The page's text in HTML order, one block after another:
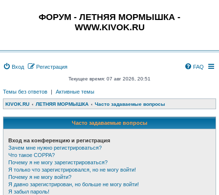
ФОРУМ - ЛЕТНЯЯ МОРМЫШКА -
WWW.KIVOK.RU
Вход Регистрация FAQ
Текущее время: 07 авг 2026, 20:51
Темы без ответов | Активные темы
KIVOK.RU ЛЕТНЯЯ МОРМЫШКА Часто задаваемые вопросы
Часто задаваемые вопросы
Вход на конференцию и регистрация
Зачем мне нужно регистрироваться?
Что такое COPPA?
Почему я не могу зарегистрироваться?
Я только что зарегистрировался, но не могу войти!
Почему я не могу войти?
Я давно зарегистрирован, но больше не могу войти!
Я забыл пароль!